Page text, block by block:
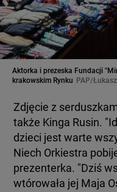
Aktorka i prezeska Fundacji
krakowskim Rynku PAP/
Zdjęcie z
także Kinga Rusin.
dzieci️ jest warte
Niech Orkiestra️
prezenterka. "Dziś
wtórowała jej Maja